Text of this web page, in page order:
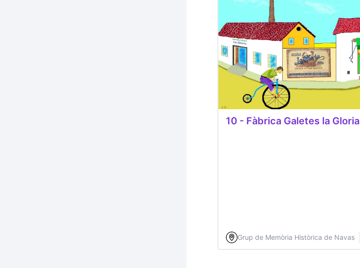
10 - Fàbrica Galetes la Gloria
Grup de Memòria Històrica de Navas